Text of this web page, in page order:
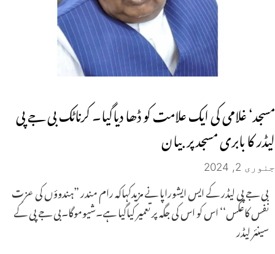
مسجد‘ غلامی کی ایک علامت کو ڈھا دیاگیا۔ کرناٹک بی جے پی
لیڈر کا بابری مسجد پر بیان
جنوری 2, 2024
بی جے پی لیڈر کے ایس ایشوراپا نے مزیدکہاکہ رام مندر ”ہندوؤں کی عزت
نفس کاعکس‘‘ اس کو اس کی جگہ پر تعمیر کیاگیا ہے۔شیوموگا۔بی جے پی کے
سینئر لیڈر